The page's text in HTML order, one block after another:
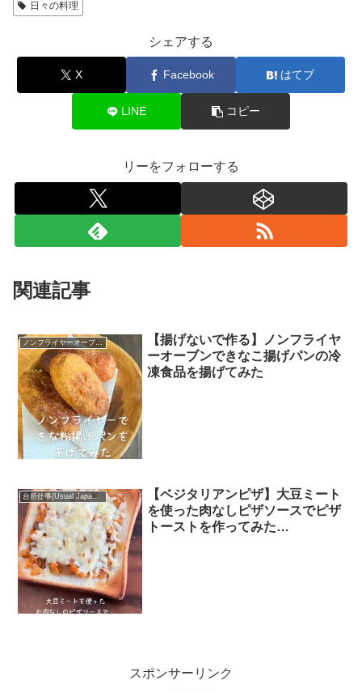
日々の料理
シェアする
X Facebook はてブ
LINE コピー
リーをフォローする
関連記事
【揚げないで作る】ノンフライヤ
ーオーブンできなこ揚げパンの冷
凍食品を揚げてみた
台所仕事(Usual Japanese food)
【ベジタリアンピザ】大豆ミート
を使った肉なしピザソースでピザ
トーストを作ってみた
スポンサーリンク